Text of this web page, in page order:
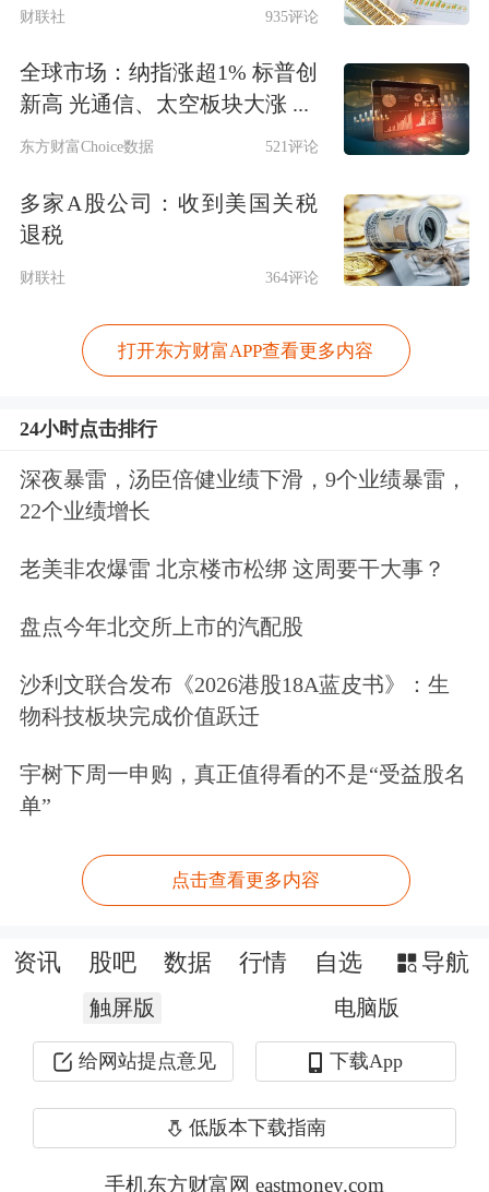
424亿元），而且亏损有持续扩大的趋
势。今年上半年，极星汽车总资产为
元，早已资不抵债。
在这样的背景下，沃尔沃从去年开
始“止损”，持续减持极星汽车，而吉利
却仍在“加仓”。去年2月，沃尔沃宣布
计划将其所持极星约48%的股份降至
18%，而吉利控股集团接棒沃尔沃成为
极星的第一大股东。
今年6月中旬，极星汽车宣布获得来自
现有投资人PSD Investment Limited的2
亿美元股权投资，而后者正是由李书福
实际控制。李书福此次“加仓”了极星1.9
亿份A类美国存托股（ADS），每份定
价1.05美元。此次交易后，沃尔沃在极
星的持股比例继续从18%降至16%。
按照截至11月13日的收盘价算，仅上述
这笔“加仓”投资，李书福就在5个月时
间内浮亏超40%。
对于不断“加仓”极星汽车的原因，去年
8月，吉利控股集团首席执行官李东辉
曾回应称，这是因为极星是吉利控股集
财联社 935评论
全球市场：纳指涨超1% 标普创
新高 光通信、太空板块大涨 ...
东方财富Choice数据 521评论
多家A股公司：收到美国关税
退税
财联社 364评论
打开东方财富APP查看更多内容
24小时点击排行
深夜暴雷，汤臣倍健业绩下滑，9个业绩暴雷，
22个业绩增长
老美非农爆雷 北京楼市松绑 这周要干大事？
盘点今年北交所上市的汽配股
沙利文联合发布《2026港股18A蓝皮书》：生
物科技板块完成价值跃迁
宇树下周一申购，真正值得看的不是“受益股名
单”
点击查看更多内容
资讯 股吧 数据 行情 自选 导航
触屏版 电脑版
给网站提点意见 下载App
低版本下载指南
手机东方财富网 eastmoney.com